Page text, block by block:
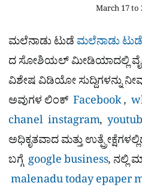
March 17 to
ಮಲೆನಾಡು ಟುಡೆ ಮಲೆನಾಡು
ದ ಸೋಶಿಯಲ್​ ಮೀಡಿಯಾದಲ್ಲಿ
ವಿಶೇಷ ವಿಡಿಯೋ ಸುದ್ದಿಗಳನ್ನು
ಅವುಗಳ ಲಿಂಕ್ Facebook,
chanel instagram,
ಅಧಿಕೃತವಾದ ಮತ್ತು
ಬಗ್ಗೆ google business, ನಲ್ಲಿ
malenadu today epaper